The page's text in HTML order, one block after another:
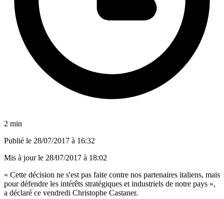
2 min
Publié le 28/07/2017 à 16:32
Mis à jour le 28/07/2017 à 18:02
« Cette décision ne s'est pas faite contre nos partenaires italiens, mais
pour défendre les intérêts stratégiques et industriels de notre pays »,
a déclaré ce vendredi Christophe Castaner.